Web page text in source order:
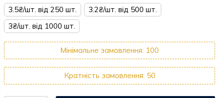
3.5₴/шт. від 250 шт.
3.2₴/шт. від 500 шт.
3₴/шт. від 1000 шт.
Мінімальне замовлення: 100
Кратність замовлення: 50